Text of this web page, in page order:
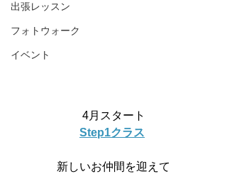
出張レッスン
フォトウォーク
イベント
4月スタート
Step1クラス
新しいお仲間を迎えて